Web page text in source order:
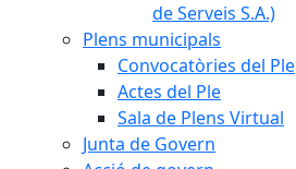
de Serveis S.A.)
Plens municipals
Convocatòries del Ple
Actes del Ple
Sala de Plens Virtual
Junta de Govern